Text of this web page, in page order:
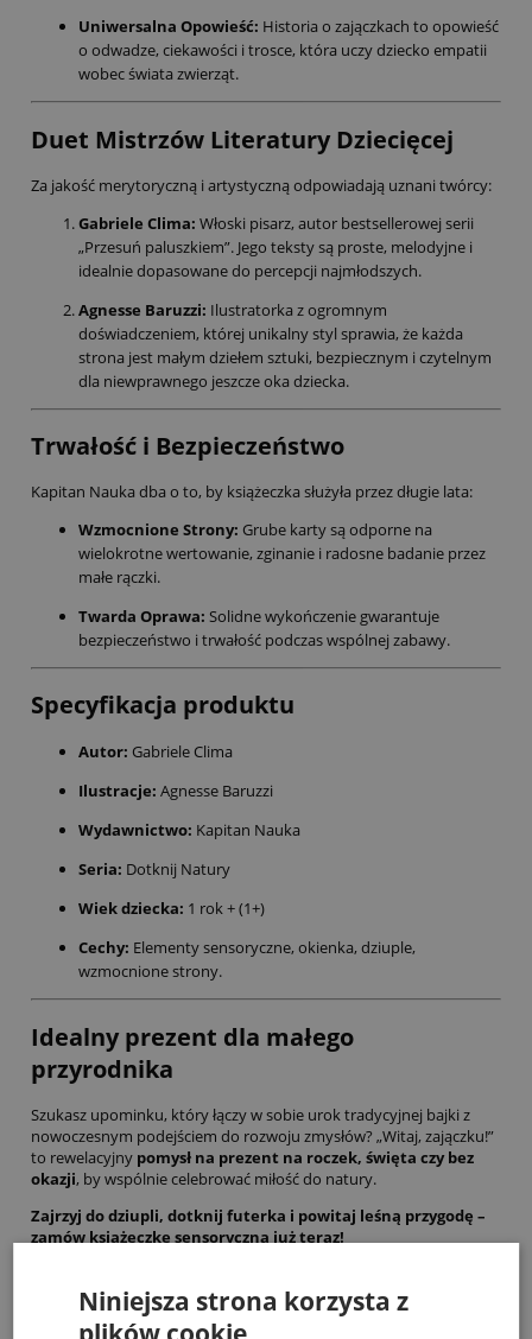
Uniwersalna Opowieść: Historia o zajączkach to opowieść
o odwadze, ciekawości i trosce, która uczy dziecko empatii
wobec świata zwierząt.
Duet Mistrzów Literatury Dziecięcej
Za jakość merytoryczną i artystyczną odpowiadają uznani twórcy:
Gabriele Clima: Włoski pisarz, autor bestsellerowej serii
„Przesuń paluszkiem”. Jego teksty są proste, melodyjne i
idealnie dopasowane do percepcji najmłodszych.
Agnesse Baruzzi: Ilustratorka z ogromnym
doświadczeniem, której unikalny styl sprawia, że każda
strona jest małym dziełem sztuki, bezpiecznym i czytelnym
dla niewprawnego jeszcze oka dziecka.
Trwałość i Bezpieczeństwo
Kapitan Nauka dba o to, by książeczka służyła przez długie lata:
Wzmocnione Strony: Grube karty są odporne na
wielokrotne wertowanie, zginanie i radosne badanie przez
małe rączki.
Twarda Oprawa: Solidne wykończenie gwarantuje
bezpieczeństwo i trwałość podczas wspólnej zabawy.
Specyfikacja produktu
Autor: Gabriele Clima
Ilustracje: Agnesse Baruzzi
Wydawnictwo: Kapitan Nauka
Seria: Dotknij Natury
Wiek dziecka: 1 rok + (1+)
Cechy: Elementy sensoryczne, okienka, dziuple,
wzmocnione strony.
Idealny prezent dla małego
przyrodnika
Szukasz upominku, który łączy w sobie urok tradycyjnej bajki z
nowoczesnym podejściem do rozwoju zmysłów? „Witaj, zajączku!”
to rewelacyjny pomysł na prezent na roczek, święta czy bez
okazji, by wspólnie celebrować miłość do natury.
Zajrzyj do dziupli, dotknij futerka i powitaj leśną przygodę –
zamów książeczkę sensoryczną już teraz!
Bestsellery
Niniejsza strona korzysta z